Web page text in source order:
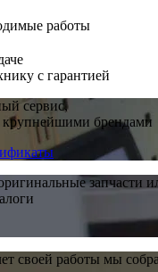
работы
с гарантией
сервис,
крупнейшими брендами
запчасти
своей работы мы